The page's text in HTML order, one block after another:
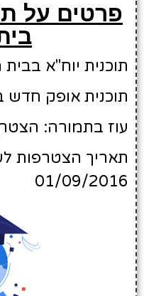
פרטים על
תוכנית יוח"א
תוכנית אופק חדש
עוז בתמורה:
תאריך הצטרפות
01/09/2016